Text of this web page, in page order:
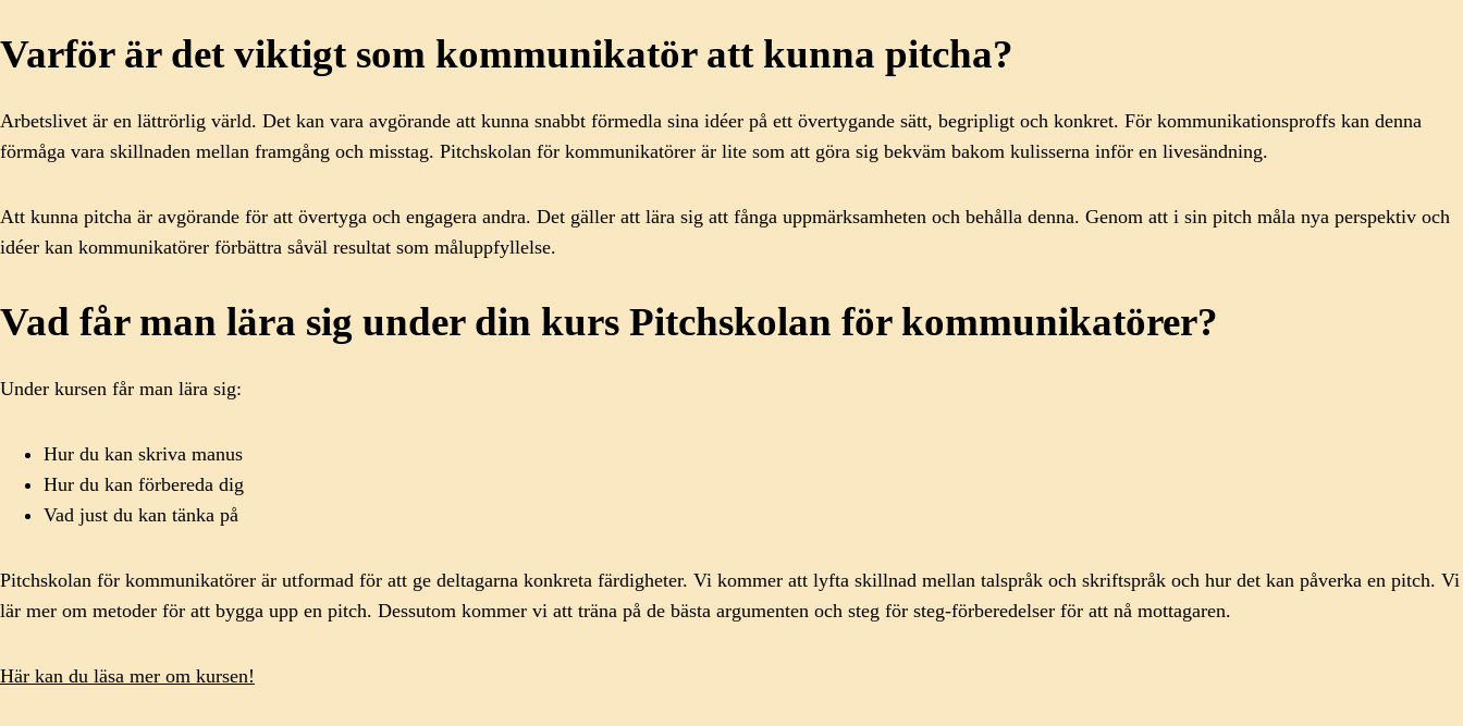
Varför är det viktigt som kommunikatör att kunna pitcha?
Arbetslivet är en lättrörlig värld. Det kan vara avgörande att kunna snabbt förmedla sina idéer på ett övertygande sätt, begripligt och konkret. För kommunikationsproffs kan denna
förmåga vara skillnaden mellan framgång och misstag. Pitchskolan för kommunikatörer är lite som att göra sig bekväm bakom kulisserna inför en livesändning.
Att kunna pitcha är avgörande för att övertyga och engagera andra. Det gäller att lära sig att fånga uppmärksamheten och behålla denna. Genom att i sin pitch måla nya perspektiv och
idéer kan kommunikatörer förbättra såväl resultat som måluppfyllelse.
Vad får man lära sig under din kurs Pitchskolan för kommunikatörer?
Under kursen får man lära sig:
Hur du kan skriva manus
Hur du kan förbereda dig
Vad just du kan tänka på
Pitchskolan för kommunikatörer är utformad för att ge deltagarna konkreta färdigheter. Vi kommer att lyfta skillnad mellan talspråk och skriftspråk och hur det kan påverka en pitch. Vi
lär mer om metoder för att bygga upp en pitch. Dessutom kommer vi att träna på de bästa argumenten och steg för steg-förberedelser för att nå mottagaren.
Här kan du läsa mer om kursen!